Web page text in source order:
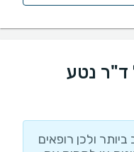
ד"ר נטע
ולכן רופאים